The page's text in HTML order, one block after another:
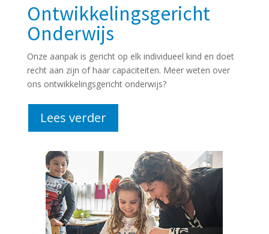
Ontwikkelingsgericht
Onderwijs
Onze aanpak is gericht op elk individueel kind en doet
recht aan zijn of haar capaciteiten. Meer weten over
ons ontwikkelingsgericht onderwijs?
Lees verder